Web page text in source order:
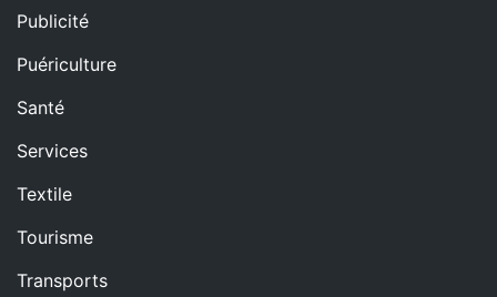
Publicité
Puériculture
Santé
Services
Textile
Tourisme
Transports